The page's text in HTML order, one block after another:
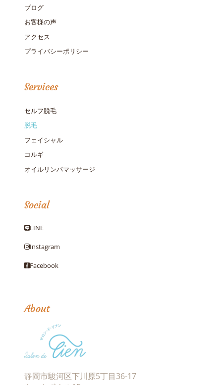
ブログ
お客様の声
アクセス
プライバシーポリシー
Services
セルフ脱毛
脱毛
フェイシャル
コルギ
オイルリンパマッサージ
Social
LINE
Instagram
Facebook
About
静岡市駿河区下川原5丁目36-17